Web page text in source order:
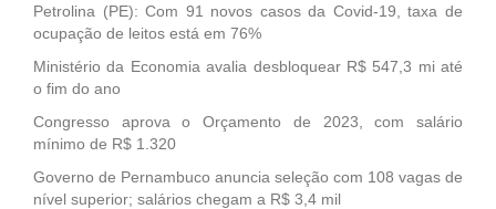
Petrolina (PE): Com 91 novos casos da Covid-19, taxa de
ocupação de leitos está em 76%
Ministério da Economia avalia desbloquear R$ 547,3 mi até
o fim do ano
Congresso aprova o Orçamento de 2023, com salário
mínimo de R$ 1.320
Governo de Pernambuco anuncia seleção com 108 vagas de
nível superior; salários chegam a R$ 3,4 mil